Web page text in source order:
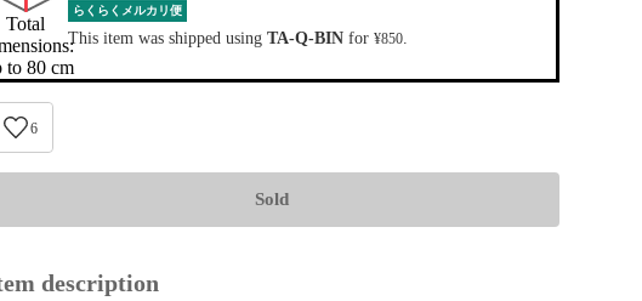
Total
to 80 cm
らくらくメルカリ便
This item was shipped using TA-Q-BINfor ¥850.
6
Sold
description